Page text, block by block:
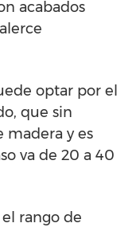
acabados
optar por el
que sin
madera y es
va de 20 a 40
rango de